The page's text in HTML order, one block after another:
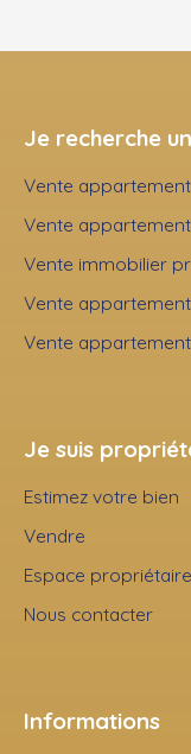
Je recherche
Vente appartement
Vente
Vente immobilier
Vente
Vente
Je suis
Estimez votre bien
Vendre
Espace propriétaire
Nous contacter
Informations